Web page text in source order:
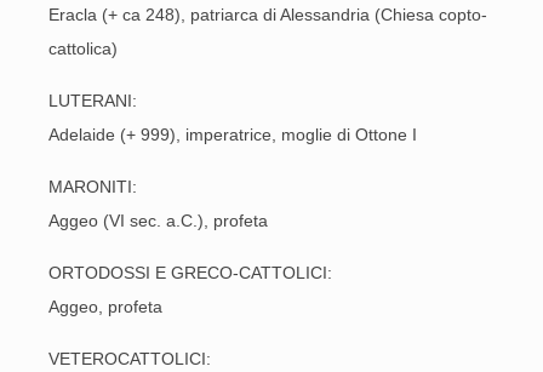
Eracla (+ ca 248), patriarca di Alessandria (Chiesa copto-
cattolica)
LUTERANI:
Adelaide (+ 999), imperatrice, moglie di Ottone I
MARONITI:
Aggeo (VI sec. a.C.), profeta
ORTODOSSI E GRECO-CATTOLICI:
Aggeo, profeta
VETEROCATTOLICI: